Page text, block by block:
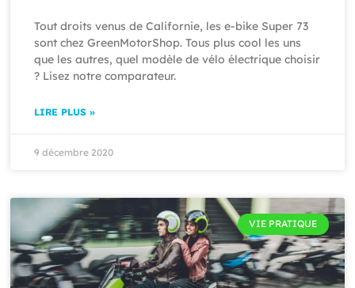
Tout droits venus de Californie, les e-bike Super 73
sont chez GreenMotorShop. Tous plus cool les uns
que les autres, quel modèle de vélo électrique choisir
? Lisez notre comparateur.
LIRE PLUS »
9 décembre 2020
VIE PRATIQUE